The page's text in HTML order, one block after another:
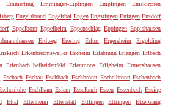
Emmerting Emmingen-Liptingen Empfingen
Emskirchen
Engelsbrand Engelthal Engen Engstingen Eningen Ensdorf
Eppelborn Eppelheim Eppenschlag Eppingen Eppishausen
Erdweg Eresing Erfurt Ergersheim
Ergolding
Erkenbrechtsweiler Erkheim Erlabrunn Erlangen Erlbach
Erlenbach beiheidenfeld Erlenmoos Erligheim
Ermershausen
Eschach Eschau Eschbach Eschbronn Eschelbronn Eschenbach
Eschlkam Eslarn Esselbach Essen Essenbach Essing
Ettal Ettenheim Ettenstatt Ettlingen Ettringen
Etzelwang